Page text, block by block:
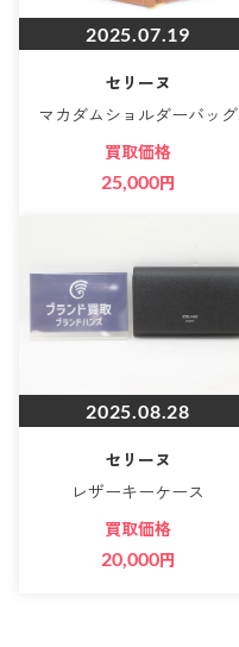
2025.07.19
セリーヌ
マカダムショルダーバッグ
買取価格
25,000円
2025.08.28
セリーヌ
レザーキーケース
買取価格
20,000円